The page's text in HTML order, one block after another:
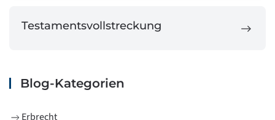
Testamentsvollstreckung
Blog-Kategorien
Erbrecht